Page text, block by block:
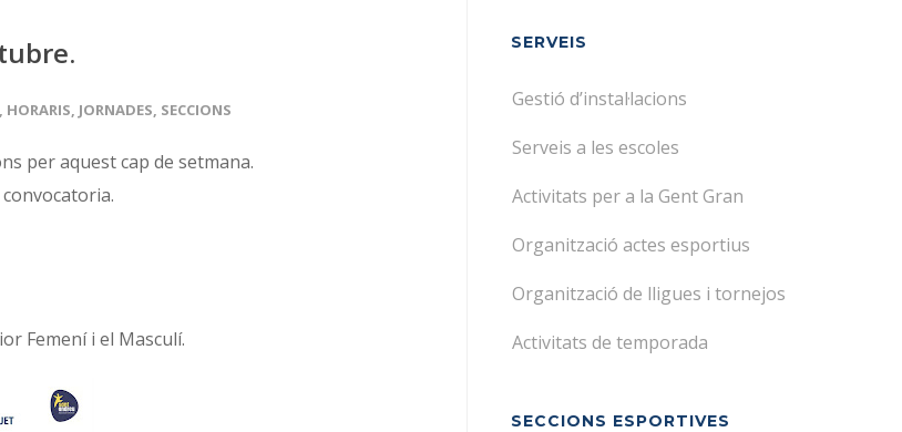
, HORARIS, JORNADES, SECCIONS
per aquest cap de setmana.
Femení i el Masculí.
SERVEIS
Gestió d’instal·lacions
Serveis a les escoles
Activitats per a la Gent Gran
Organització actes esportius
Organització de lligues i tornejos
Activitats de temporada
SECCIONS ESPORTIVES